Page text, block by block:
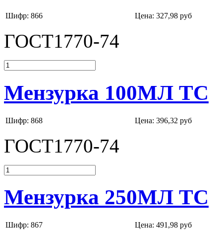
Шифр: 866 Цена: 327,98 руб
ГОСТ1770-74
Мензурка 100МЛ ТС
Шифр: 868 Цена: 396,32 руб
ГОСТ1770-74
Мензурка 250МЛ ТС
Шифр: 867 Цена: 491,98 руб